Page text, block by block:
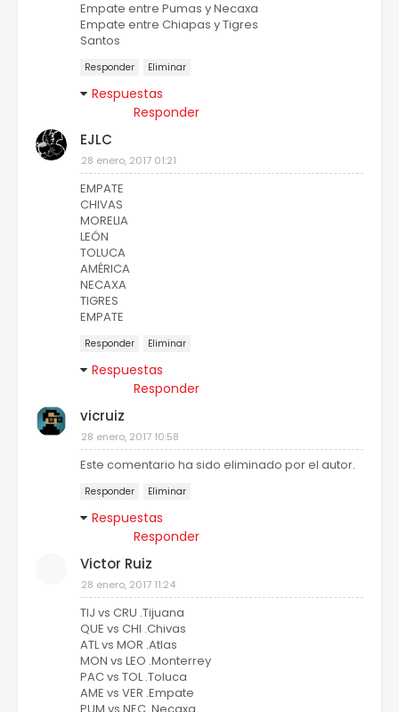
Empate entre Pumas y Necaxa
Empate entre Chiapas y Tigres
Santos
Responder Eliminar
Respuestas
Responder
EJLC
28 enero, 2017 01:21
EMPATE
CHIVAS
MORELIA
LEÓN
TOLUCA
AMÉRICA
NECAXA
TIGRES
EMPATE
Responder Eliminar
Respuestas
Responder
vicruiz
28 enero, 2017 10:58
Este comentario ha sido eliminado por el autor.
Responder Eliminar
Respuestas
Responder
Victor Ruiz
28 enero, 2017 11:24
TIJ vs CRU .Tijuana
QUE vs CHI .Chivas
ATL vs MOR .Atlas
MON vs LEO .Monterrey
PAC vs TOL .Toluca
AME vs VER .Empate